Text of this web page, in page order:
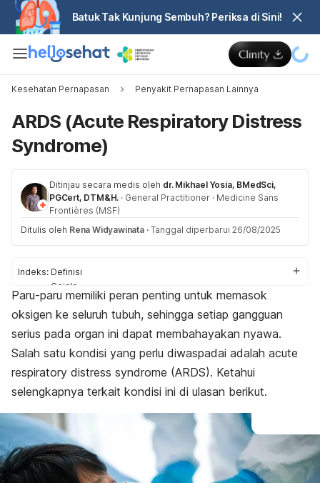
Batuk Tak Kunjung Sembuh? Periksa di Sini!
Kesehatan Pernapasan Penyakit Pernapasan Lainnya
ARDS (Acute Respiratory Distress
Syndrome)
Ditinjau secara medis oleh dr. Mikhael Yosia, BMedSci,
PGCert, DTM&H. · General Practitioner · Medicine Sans
Frontières (MSF)
Ditulis oleh Rena Widyawinata · Tanggal diperbarui 26/08/2025
Indeks: Definisi
Gejala
Penyebab
Faktor risiko
Diagnosis
Pengobatan
Pencegahan
Paru-paru memiliki peran penting untuk memasok
oksigen ke seluruh tubuh, sehingga setiap gangguan
serius pada organ ini dapat membahayakan nyawa.
Salah satu kondisi yang perlu diwaspadai adalah acute
respiratory distress syndrome (ARDS). Ketahui
selengkapnya terkait kondisi ini di ulasan berikut.